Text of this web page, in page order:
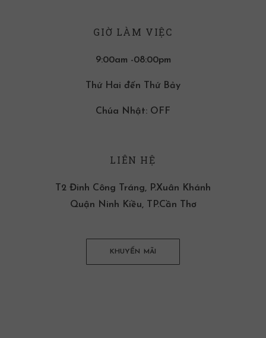
GIỜ LÀM VIỆC
9:00am -08:00pm
Thứ Hai đến Thứ Bảy
Chúa Nhật: OFF
LIÊN HỆ
T2 Đinh Công Tráng, P.Xuân Khánh
Quận Ninh Kiều, TP.Cần Thơ
KHUYẾN MÃI